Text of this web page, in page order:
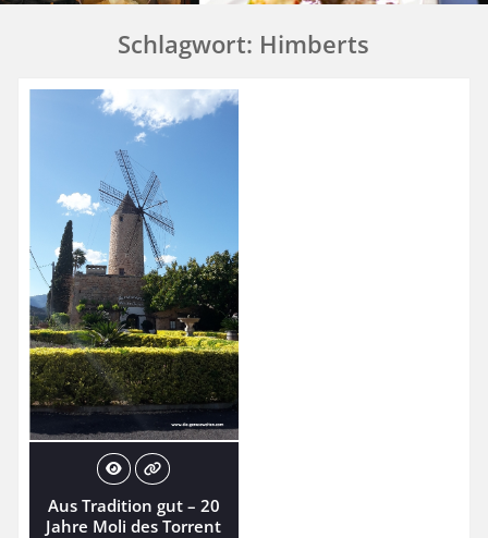
Schlagwort: Himberts
Aus Tradition gut – 20
Jahre Moli des Torrent